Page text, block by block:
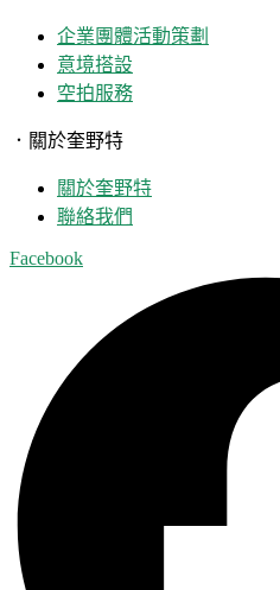
企業團體活動策劃
意境搭設
空拍服務
．關於奎野特
關於奎野特
聯絡我們
Facebook